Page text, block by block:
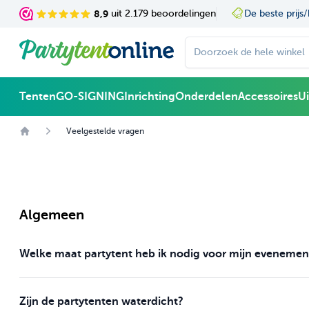
Ga naar de inhoud 8,9 uit 2.179 beoordelingen De beste
TentenGO-SIGNING InrichtingOnderdelenAccessoires
Veelgestelde vragen
Algemeen
Welke maat partytent heb ik nodig voor mijn
Zijn de partytenten waterdicht?